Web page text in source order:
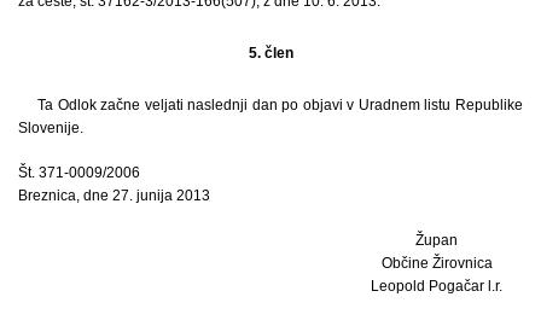
5. člen
Ta Odlok začne veljati naslednji dan po objavi v Uradnem listu Republike
Slovenije.
Št. 371-0009/2006
Breznica, dne 27. junija 2013
Župan
Občine Žirovnica
Leopold Pogačar l.r.